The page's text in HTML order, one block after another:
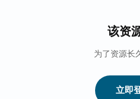
该资
为了资源长
立即